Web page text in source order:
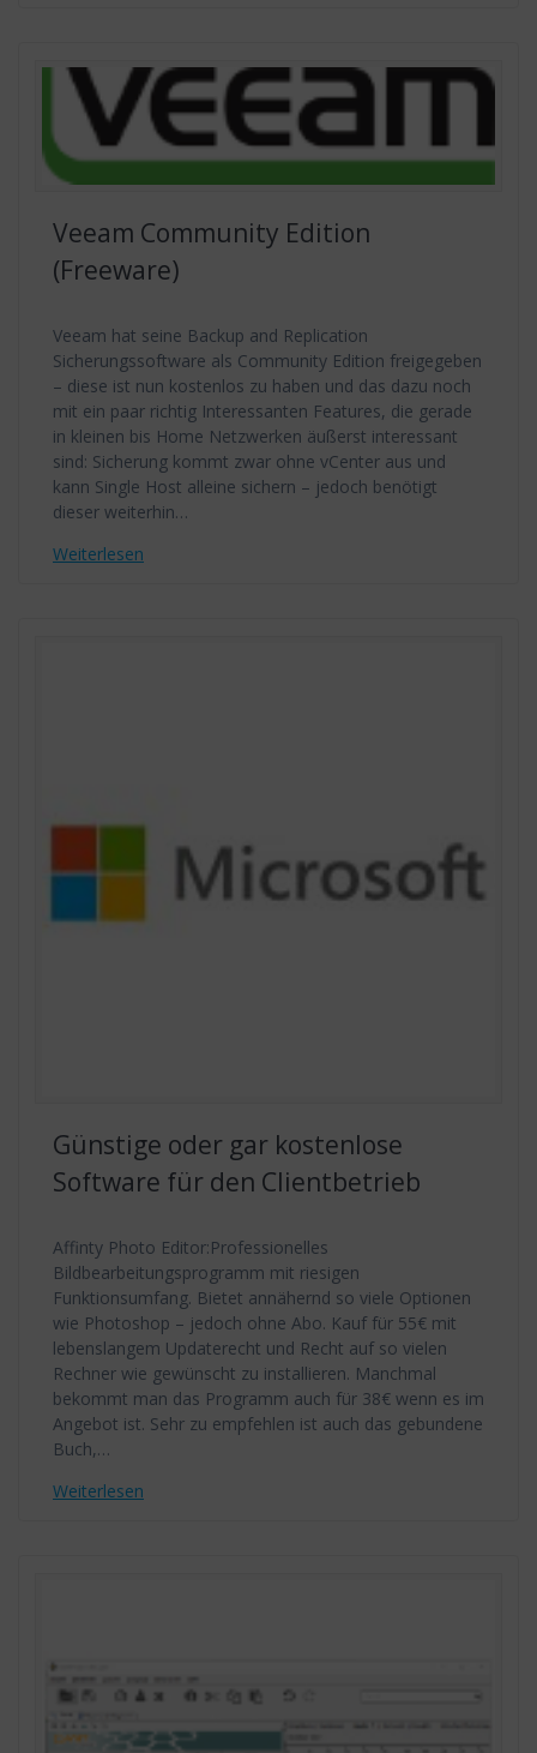
Veeam Community Edition
(Freeware)
Veeam hat seine Backup and Replication
Sicherungssoftware als Community Edition freigegeben
– diese ist nun kostenlos zu haben und das dazu noch
mit ein paar richtig Interessanten Features, die gerade
in kleinen bis Home Netzwerken äußerst interessant
sind: Sicherung kommt zwar ohne vCenter aus und
kann Single Host alleine sichern – jedoch benötigt
dieser weiterhin…
Weiterlesen
Günstige oder gar kostenlose
Software für den Clientbetrieb
Affinty Photo Editor:Professionelles
Bildbearbeitungsprogramm mit riesigen
Funktionsumfang. Bietet annähernd so viele Optionen
wie Photoshop – jedoch ohne Abo. Kauf für 55€ mit
lebenslangem Updaterecht und Recht auf so vielen
Rechner wie gewünscht zu installieren. Manchmal
bekommt man das Programm auch für 38€ wenn es im
Angebot ist. Sehr zu empfehlen ist auch das gebundene
Buch,…
Weiterlesen